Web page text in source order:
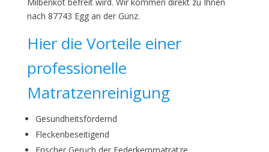
nach 87743 Egg an der Günz.
Hier die Vorteile einer
professionelle
Matratzenreinigung
Gesundheitsfördernd
Fleckenbeseitigend